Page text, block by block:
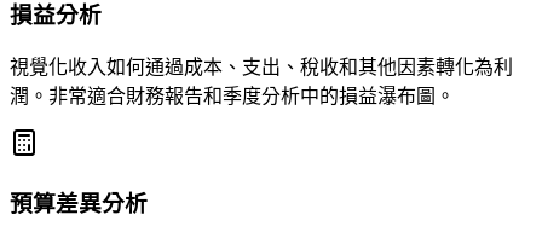
損益分析
視覺化收入如何通過成本、支出、稅收和其他因素轉化為利
潤。非常適合財務報告和季度分析中的損益瀑布圖。
預算差異分析